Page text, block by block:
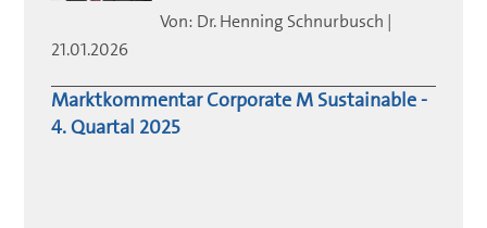
Von: Dr. Henning Schnurbusch |
21.01.2026
Marktkommentar Corporate M Sustainable -
4. Quartal 2025